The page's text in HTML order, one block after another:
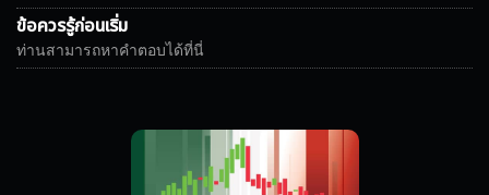
ข้อควรรู้ก่อนเริ่ม
ท่านสามารถหาคำตอบได้ที่นี่